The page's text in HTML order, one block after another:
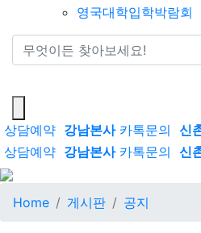
영국대학입학박람회
통합검색
상담예약 강남본사카톡문의 신
상담예약 강남본사카톡문의 신
Home 게시판 공지